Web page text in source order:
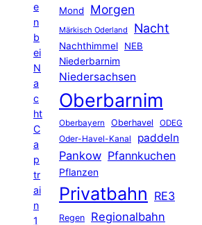
e
n
b
ei
N
a
c
ht
C
a
p
tr
ai
n
1
Mond
Morgen
Märkisch Oderland Nacht
Nachthimmel
NEB
Niederbarnim
Niedersachsen
Oberbarnim
Oberbayern Oberhavel ODEG
Oder-Havel-Kanal paddeln
Pankow Pfannkuchen
Pflanzen
Privatbahn RE3
Regen Regionalbahn